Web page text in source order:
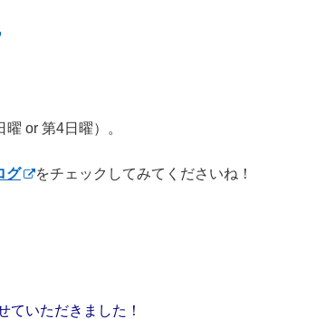
or 第4日曜）。
グ をチェックしてみてくださいね！
ていただきました！